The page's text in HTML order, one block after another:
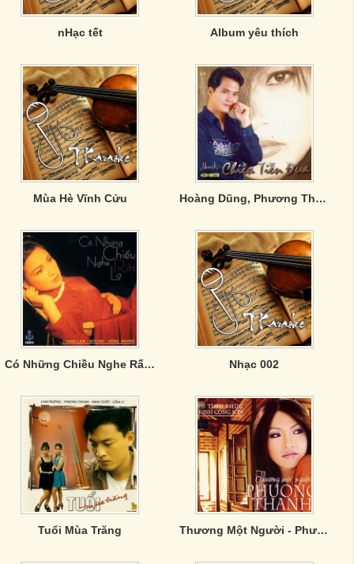
nHạc tết Album yêu thích
Mùa Hè Vĩnh Cửu Hoàng Dũng, Phương Thanh, Chế Thanh - Chiều Tiễn Đưa
Có Những Chiều Nghe Rất Lạ Nhạc 002
Tuổi Mùa Trăng Thương Một Người - Phương Thanh